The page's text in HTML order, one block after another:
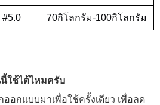
#5.0 70กิโลกรัม-100กิโลกรัม
ใช้ได้ไหมครับ
กแบบมาเพื่อใช้ครั้งเดียว เพื่อลด